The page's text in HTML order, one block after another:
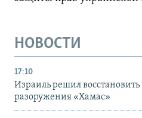
НОВОСТИ
17:10
Израиль решил восстановить
разоружения «Хамас»